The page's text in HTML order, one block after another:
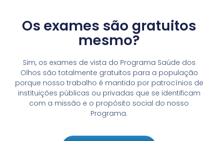
Os exames são gratuitos
mesmo?
Sim, os exames de vista do Programa Saúde dos
Olhos são totalmente gratuitos para a população
porque nosso trabalho é mantido por patrocínios de
instituições públicas ou privadas que se identificam
com a missão e o propósito social do nosso
Programa.